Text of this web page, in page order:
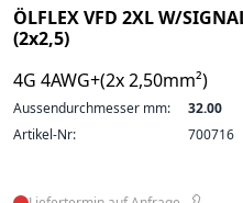
ÖLFLEX VFD 2XL W/
(2x2,5)
4G 4AWG+(2x 2,50mm²)
Aussendurchmesser mm:
32.00
Artikel-Nr:
700716